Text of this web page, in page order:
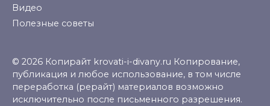
Видео
Полезные советы
© 2026 Копирайт krovati-i-divany.ru Копирование,
публикация и любое использование, в том числе
переработка (рерайт) материалов возможно
исключительно после письменного разрешения.